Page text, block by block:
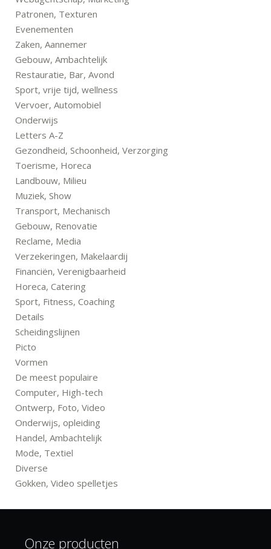
Patronen, Texturen
Evenementen
Zaken, Aannemer
Gebouw, Ambachtelijk
Restauratie, Bar, Avond
Sport, vrije tijd, wellness
Vervoer, Automobiel
Onderwijs
Letters A-Z
Gezondheid, Schoonheid, Verzorging
Toerisme, Horeca
Landbouw, Milieu
Muziek, Show
Transport, Mechanisch
Gebouw, Renovatie
Reclame, Media
Verzekeringen, Makelaardij
Financiën, Verenigbaarheid
Horeca, Catering
Sport, Fitness, Coaching
Details
Scheidingslijnen
Picto
Vormen
De meest populaire
Computer, High-tech
Ontwerp, Foto, Video
Onderwijs, opleiding
Handel, Ambachtelijk
Mode, Textiel
Diverse
Gokken, Video spelletjes
Onze producten